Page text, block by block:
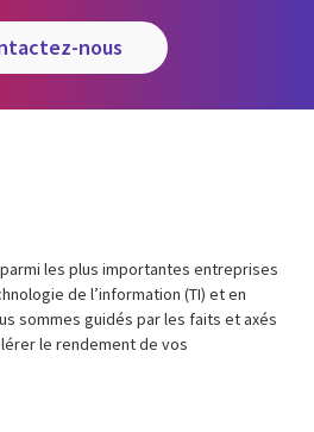
nous
les plus importantes entreprises
de l’information (TI) et en
sommes guidés par les faits et axés
le rendement de vos